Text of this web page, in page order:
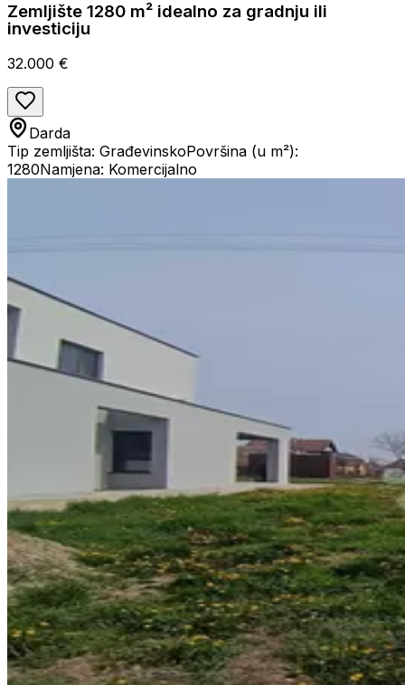
Zemljište 1280 m² idealno za gradnju ili
investiciju
32.000 €
Darda
Tip zemljišta: GrađevinskoPovršina (u m²):
1280Namjena: Komercijalno